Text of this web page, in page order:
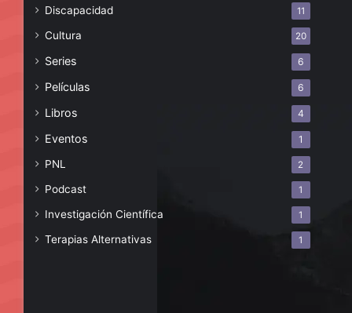
Discapacidad 11
Cultura 20
Series 6
Películas 6
Libros 4
Eventos 1
PNL 2
Podcast 1
Investigación Científica 1
Terapias Alternativas 1